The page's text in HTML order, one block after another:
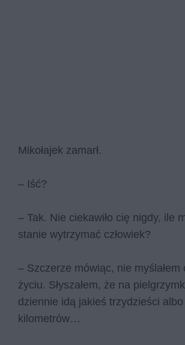
Mikołajek zamarł.
– Iść?
– Tak. Nie ciekawiło cię nigdy, ile
stanie wytrzymać człowiek?
– Szczerze mówiąc, nie myślałem
życiu. Słyszałem, że na
dziennie idą jakieś trzydzieści
kilometrów…